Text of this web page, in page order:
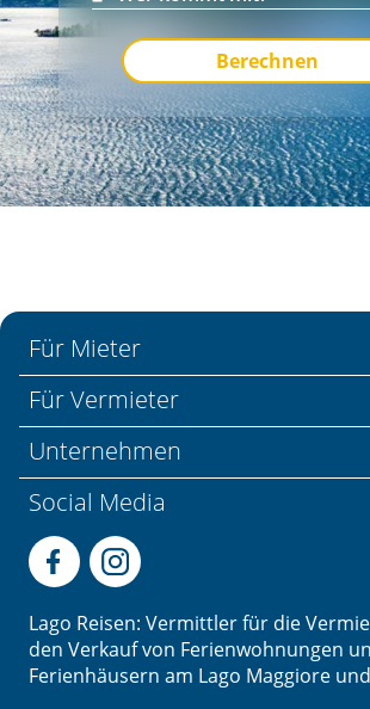
Berechnen
Für Mieter
Für Vermieter
Unternehmen
Social Media
Lago Reisen: Vermittler für die
den Verkauf von Ferienwohnungen
Ferienhäusern am Lago Maggiore